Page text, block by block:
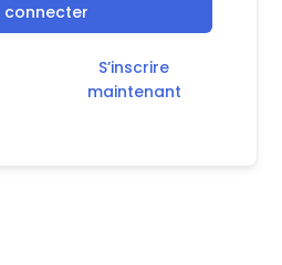
connecter
S’inscrire
maintenant